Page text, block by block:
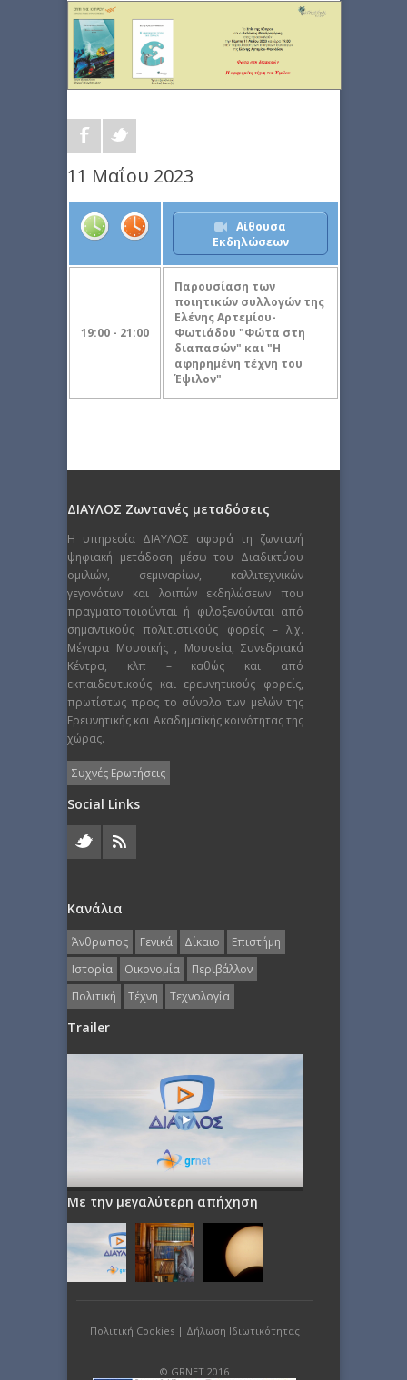
11 Μαΐου 2023
Αίθουσα
Εκδηλώσεων
19:00 - 21:00
Παρουσίαση των
ποιητικών συλλογών της
Ελένης Αρτεμίου-
Φωτιάδου "Φώτα στη
διαπασών" και "Η
αφηρημένη τέχνη του
Έψιλον"
ΔΙΑΥΛΟΣ Ζωντανές μεταδόσεις
Η υπηρεσία ΔΙΑΥΛΟΣ αφορά τη ζωντανή
ψηφιακή μετάδοση μέσω του Διαδικτύου
ομιλιών, σεμιναρίων, καλλιτεχνικών
γεγονότων και λοιπών εκδηλώσεων που
πραγματοποιούνται ή φιλοξενούνται από
σημαντικούς πολιτιστικούς φορείς – λ.χ.
Μέγαρα Μουσικής , Μουσεία, Συνεδριακά
Κέντρα, κλπ – καθώς και από
εκπαιδευτικούς και ερευνητικούς φορείς,
πρωτίστως προς το σύνολο των μελών της
Ερευνητικής και Ακαδημαϊκής κοινότητας της
χώρας.
Συχνές Ερωτήσεις
Social Links
Κανάλια
Άνθρωπος Γενικά Δίκαιο
Επιστήμη
Ιστορία
Οικονομία
Περιβάλλον
Πολιτική
Τέχνη Τεχνολογία
Trailer
Με την μεγαλύτερη απήχηση
Πολιτική Cookies| Δήλωση Ιδιωτικότητας
© GRNET 2016